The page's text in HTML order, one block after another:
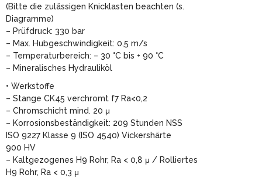
(Bitte die zulässigen Knicklasten beachten (s.
Diagramme)
– Prüfdruck: 330 bar
– Max. Hubgeschwindigkeit: 0,5 m/s
– Temperaturbereich: – 30 °C bis + 90 °C
– Mineralisches Hydrauliköl
• Werkstoffe
– Stange CK45 verchromt f7 Ra<0,2
– Chromschicht mind. 20 μ
– Korrosionsbeständigkeit: 209 Stunden NSS
ISO 9227 Klasse 9 (ISO 4540) Vickershärte
900 HV
– Kaltgezogenes H9 Rohr, Ra < 0,8 μ / Rolliertes
H9 Rohr, Ra < 0,3 μ